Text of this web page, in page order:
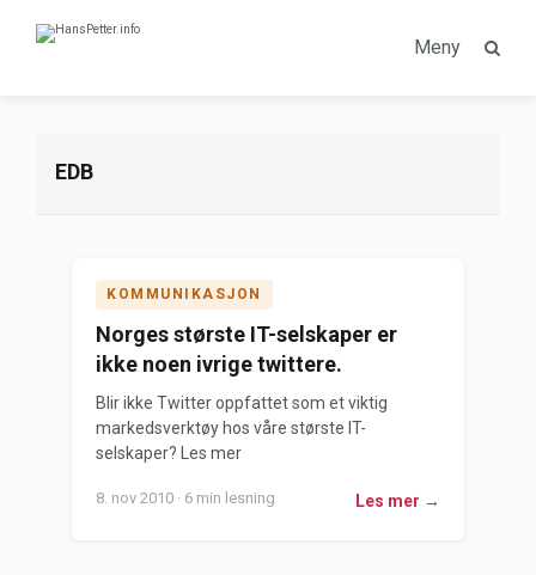
Meny
EDB
KOMMUNIKASJON
Norges største IT-selskaper er
ikke noen ivrige twittere.
Blir ikke Twitter oppfattet som et viktig
markedsverktøy hos våre største IT-
selskaper? Les mer
8. nov 2010 · 6 min lesning Les mer →